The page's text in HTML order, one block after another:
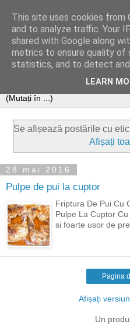
Se afișează postările cu
Afișați
28 mai 2016
Pulpe de pui la cuptor
Friptura De Pui Cu
Pulpe La Cuptor
si foarte usor de
Pagina
Afișați
Un
This site uses cookies from
and to analyze traffic. Your
shared with Google along
metrics to ensure quality of
statistics, and to detect and
LEARN